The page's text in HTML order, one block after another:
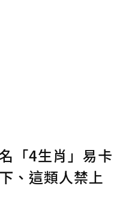
確認送出
「4生肖」易卡
、這類人禁上